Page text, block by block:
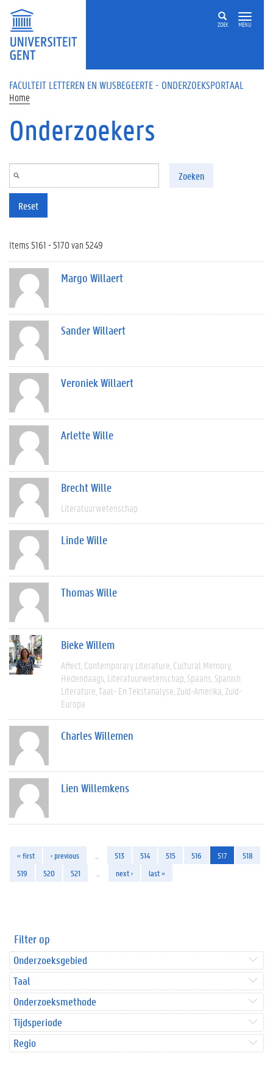
Overslaan en naar de inhoud gaan
ZOEK MENU
FACULTEIT LETTEREN EN WIJSBEGEERTE - ONDERZOEKSPORTAAL
Home
Onderzoekers
Zoeken
Reset
Items 5161 - 5170 van 5249
Margo Willaert
Sander Willaert
Veroniek Willaert
Arlette Wille
Brecht Wille
Literatuurwetenschap
Linde Wille
Thomas Wille
Bieke Willem
Affect Contemporary Literature Cultural Memory
Hedendaags Literatuurwetenschap Spaans Spanish
Literature Taal- En Tekstanalyse Zuid-Amerika Zuid-
Europa
Charles Willemen
Lien Willemkens
« first ‹ previous 513 514 515 516 517
518
519
520 521 next › last »
Filter op
Onderzoeksgebied
Taal
Onderzoeksmethode
Tijdsperiode
Regio